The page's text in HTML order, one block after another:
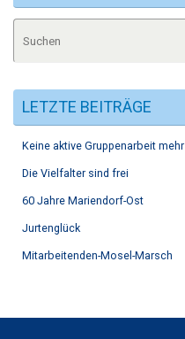
LETZTE BEITRÄGE
Keine aktive Gruppenarbeit mehr
Die Vielfalter sind frei
60 Jahre Mariendorf-Ost
Jurtenglück
Mitarbeitenden-Mosel-Marsch